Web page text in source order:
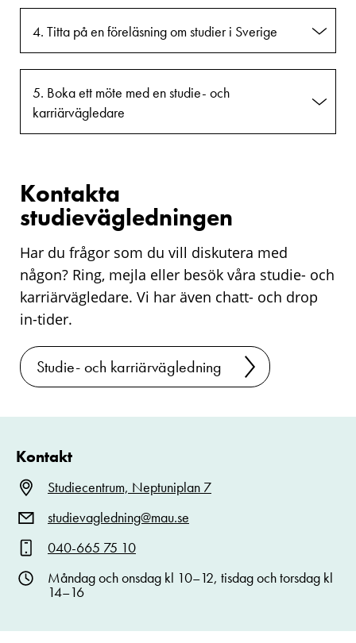
4. Titta på en föreläsning om studier i Sverige
5. Boka ett möte med en studie- och
karriärvägledare
Kontakta
studievägledningen
Har du frågor som du vill diskutera med
någon? Ring, mejla eller besök våra studie- och
karriärvägledare. Vi har även chatt- och drop
in-tider.
Studie- och karriärvägledning
Kontakt
Studiecentrum, Neptuniplan 7
studievagledning@mau.se
040-665 75 10
Måndag och onsdag kl 10–12, tisdag och torsdag kl
14–16